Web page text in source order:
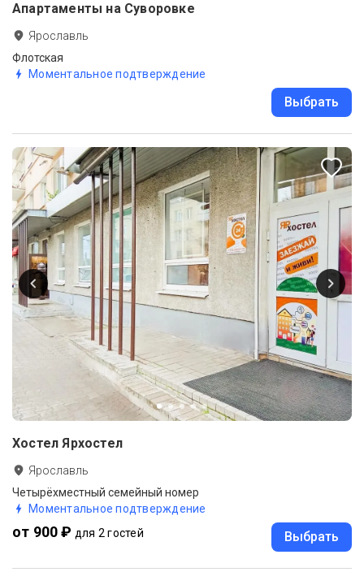
Апартаменты на Суворовке
Ярославль
Флотская
Моментальное подтверждение
Выбрать
Хостел Ярхостел
Ярославль
Четырёхместный семейный номер
Моментальное подтверждение
от 900 ₽ для 2 гостей Выбрать